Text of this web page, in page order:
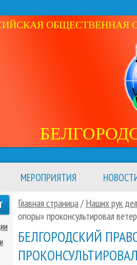
ОБЩЕСТВЕННАЯ
МЕРОПРИЯТИЯ
Главная страница/ Наших рук
опоры» проконсультировал
БЕЛГОРОДСКИЙ